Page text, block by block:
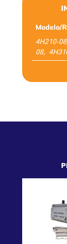
Modelo/
4H210-
08,